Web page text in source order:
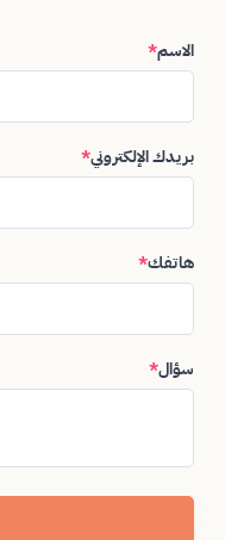
الاسم*
بريدك الإلكتروني*
هاتفك*
سؤال*